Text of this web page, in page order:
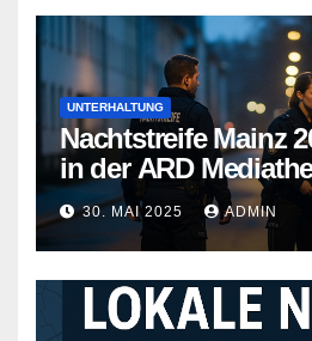
UNTERHALTUNG
Nachtstreife Mainz
in der ARD
30. MAI 2025 ADMIN